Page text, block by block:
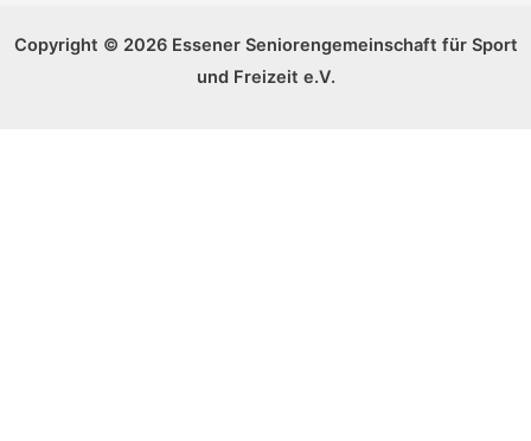
Copyright © 2026 Essener Seniorengemeinschaft für Sport
und Freizeit e.V.